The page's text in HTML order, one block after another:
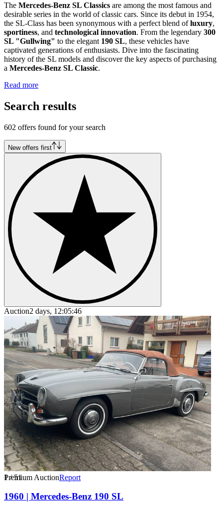
The Mercedes-Benz SL Classics are among the most famous and
desirable series in the world of classic cars. Since its debut in 1954,
the SL-Class has been synonymous with a perfect blend ofluxury,
sportiness, and technological innovation. From the legendary 300
SL "Gullwing" to the elegant 190 SL, these vehicles have
captivated generations of enthusiasts. Dive into the fascinating
history of the SL models and discover the key aspects of purchasing
a Mercedes-Benz SL Classic.
Read more
Search results
602 offers found for your search
New offers first
Auction2 days, 12:05:46
1/51
Premium AuctionReport
1960 | Mercedes-Benz 190 SL